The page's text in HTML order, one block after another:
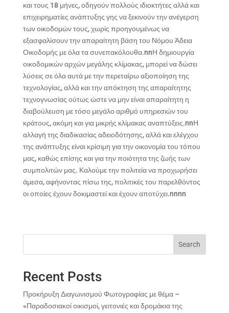
και τους 18 μήνες, οδηγούν πολλούς ιδιοκτήτες αλλά και
επιχειρηματίες ανάπτυξης γης να ξεκινούν την ανέγερση
των οικοδομών τους, χωρίς προηγουμένως να
εξασφαλίσουν την απαραίτητη βάση του Νόμου Άδεια
Οικοδομής με όλα τα συνεπακόλουθα.nnΗ δημιουργία
οικοδομικών αρχών μεγάλης κλίμακας, μπορεί να δώσει
λύσεις σε όλα αυτά με την περεταίρω αξιοποίηση της
τεχνολογίας, αλλά και την απόκτηση της απαραίτητης
τεχνογνωσίας ούτως ώστε να μην είναι απαραίτητη η
διαβούλευση με τόσο μεγάλο αριθμό υπηρεσιών του
κράτους, ακόμη και για μικρής κλίμακας αναπτύξεις.nnΗ
αλλαγή της διαδικασίας αδειοδότησης, αλλά και ελέγχου
της ανάπτυξης είναι κρίσιμη για την οικονομία του τόπου
μας, καθώς επίσης και για την ποιότητα της ζωής των
συμπολιτών μας. Καλούμε την πολιτεία να προχωρήσει
άμεσα, αφήνοντας πίσω της, πολιτικές του παρελθόντος
οι οποίες έχουν δοκιμαστεί και έχουν αποτύχει.nnnn
Search
Recent Posts
Προκήρυξη Διαγωνισμού Φωτογραφίας με θέμα –
«Παραδοσιακοί οικισμοί, γειτονιές και δρομάκια της